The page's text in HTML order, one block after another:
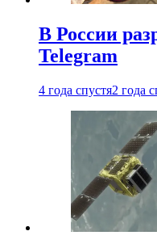
В России
Telegram
4 года спустя2 года